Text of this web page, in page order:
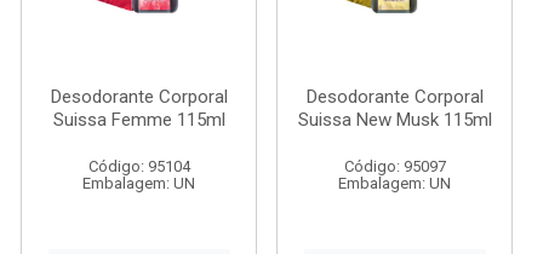
Desodorante Corporal
Suissa Femme 115ml
Código: 95104
Embalagem: UN
Desodorante Corporal
Suissa New Musk 115ml
Código: 95097
Embalagem: UN